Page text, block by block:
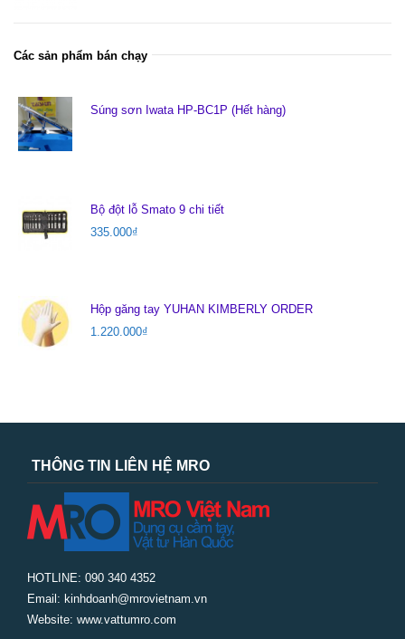
Các sản phẩm bán chạy
Súng sơn Iwata HP-BC1P (Hết hàng)
Bộ đột lỗ Smato 9 chi tiết
335.000₫
Hộp găng tay YUHAN KIMBERLY ORDER
1.220.000₫
THÔNG TIN LIÊN HỆ MRO
HOTLINE: 090 340 4352
Email: kinhdoanh@mrovietnam.vn
Website: www.vattumro.com